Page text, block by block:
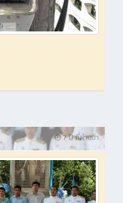
7 ปี ที่ผ่านมา